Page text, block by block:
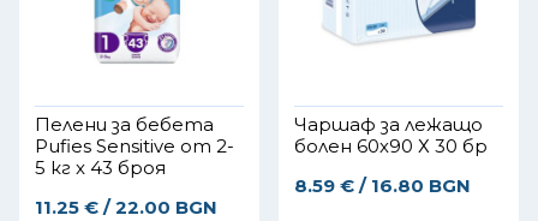
Пелени за бебета
Pufies Sensitive от 2-
5 кг x 43 броя
11.25 € / 22.00 BGN
Чаршаф за лежащо
болен 60х90 Х 30 бр
8.59 € / 16.80 BGN